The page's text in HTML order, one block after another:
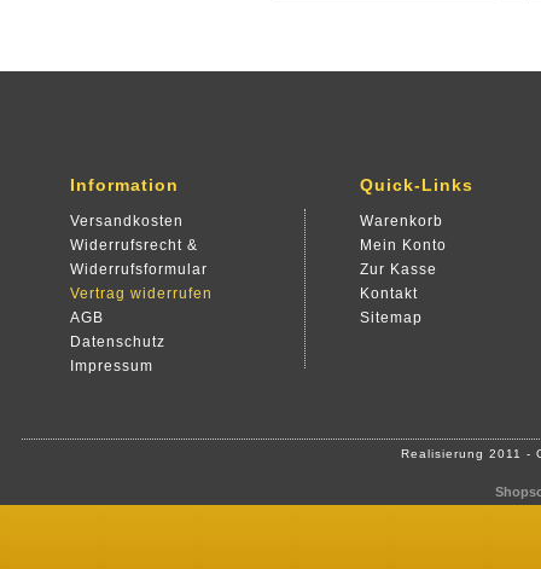
Information
Versandkosten
Widerrufsrecht &
Widerrufsformular
Vertrag widerrufen
AGB
Datenschutz
Impressum
Quick-Links
Warenkorb
Mein Konto
Zur Kasse
Kontakt
Sitemap
Realisierung 2011 -